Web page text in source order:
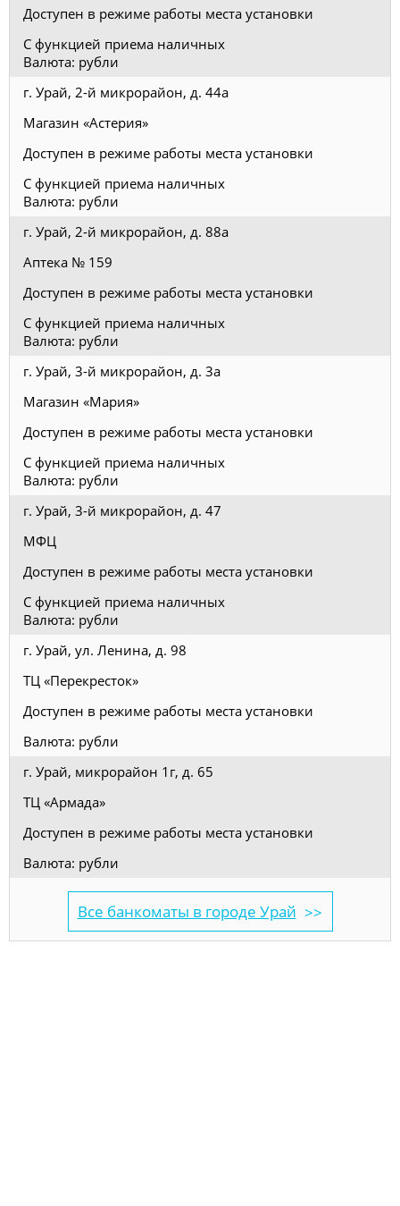
Доступен в режиме работы места установки
С функцией приема наличных
Валюта: рубли
г. Урай, 2-й микрорайон, д. 44а
Магазин «Астерия»
Доступен в режиме работы места установки
С функцией приема наличных
Валюта: рубли
г. Урай, 2-й микрорайон, д. 88а
Аптека № 159
Доступен в режиме работы места установки
С функцией приема наличных
Валюта: рубли
г. Урай, 3-й микрорайон, д. 3а
Магазин «Мария»
Доступен в режиме работы места установки
С функцией приема наличных
Валюта: рубли
г. Урай, 3-й микрорайон, д. 47
МФЦ
Доступен в режиме работы места установки
С функцией приема наличных
Валюта: рубли
г. Урай, ул. Ленина, д. 98
ТЦ «Перекресток»
Доступен в режиме работы места установки
Валюта: рубли
г. Урай, микрорайон 1г, д. 65
ТЦ «Армада»
Доступен в режиме работы места установки
Валюта: рубли
Все банкоматы в городе Урай